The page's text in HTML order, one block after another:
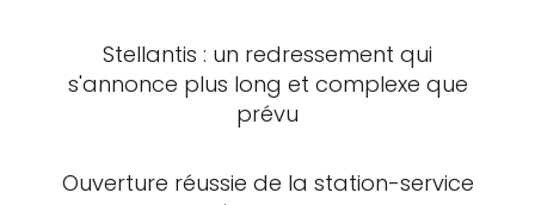
Stellantis : un redressement qui
s'annonce plus long et complexe que
prévu
Ouverture réussie de la station-service